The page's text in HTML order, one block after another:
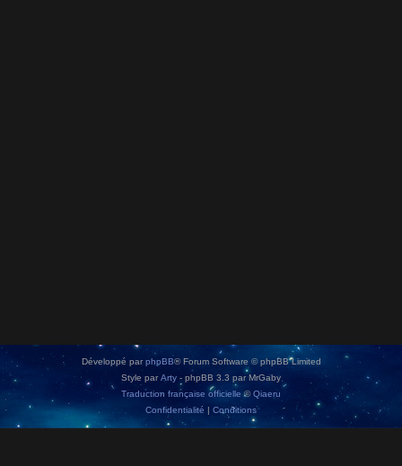
Développé par phpBB® Forum Software © phpBB Limited
Style parArty - phpBB 3.3 par MrGaby
Traduction française officielle ©Qiaeru
Confidentialité | Conditions